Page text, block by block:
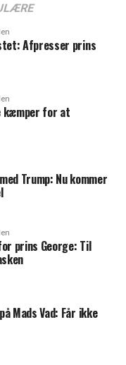
Afpresser prins
kæmper for at
Trump: Nu kommer
prins George: Til
Mads Vad: Får ikke